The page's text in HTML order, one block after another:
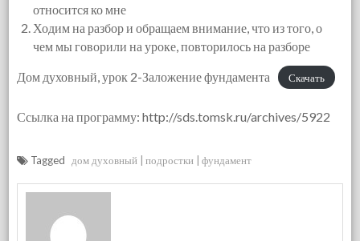
относится ко мне
Ходим на разбор и обращаем внимание, что из того, о
чем мы говорили на уроке, повторилось на разборе
Дом духовный, урок 2-Заложение фундамента
Скачать
Ссылка на программу: http://sds.tomsk.ru/archives/5922
Tagged дом духовный подростки фундамент